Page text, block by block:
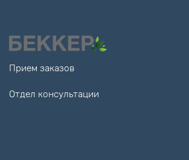
Прием заказов
Отдел консультации